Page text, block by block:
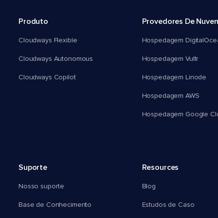
Produto
Cloudways Flexible
Cloudways Autonomous
Cloudways Copilot
Provedores De
Hospedagem
Hospedagem Vultr
Hospedagem Linode
Hospedagem AWS
Hospedagem Google
Suporte
Nosso suporte
Base de Conhecimento
Resources
Blog
Estudos de Caso